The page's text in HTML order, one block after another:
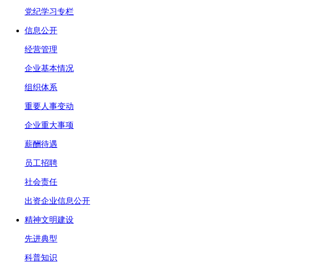
党纪学习专栏
信息公开
经营管理
企业基本情况
组织体系
重要人事变动
企业重大事项
薪酬待遇
员工招聘
社会责任
出资企业信息公开
精神文明建设
先进典型
科普知识